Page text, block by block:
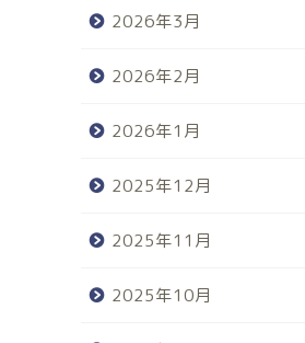
2026年3月
2026年2月
2026年1月
2025年12月
2025年11月
2025年10月